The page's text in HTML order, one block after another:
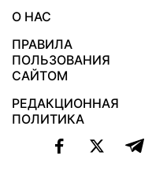
О НАС
ПРАВИЛА
ПОЛЬЗОВАНИЯ
САЙТОМ
РЕДАКЦИОННАЯ
ПОЛИТИКА